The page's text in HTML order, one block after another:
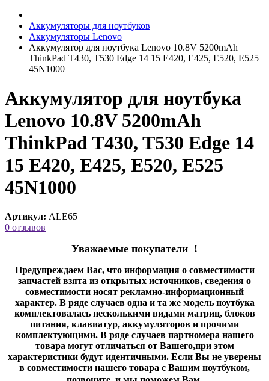
Аккумуляторы для ноутбуков
Аккумуляторы Lenovo
Аккумулятор для ноутбука Lenovo 10.8V 5200mAh
ThinkPad T430, T530 Edge 14 15 E420, E425, E520, E525
45N1000
Аккумулятор для ноутбука
Lenovo 10.8V 5200mAh
ThinkPad T430, T530 Edge 14
15 E420, E425, E520, E525
45N1000
Артикул: ALE65
0 отзывов
Уважаемые покупатели !
Предупреждаем Вас, что информация о совместимости
запчастей взята из открытых источников, сведения о
совместимости носят рекламно-информационный
характер. В ряде случаев одна и та же модель ноутбука
комплектовалась несколькими видами матриц, блоков
питания, клавиатур, аккумуляторов и прочими
комплектующими. В ряде случаев партномера нашего
товара могут отличаться от Вашего,при этом
характеристики будут идентичными. Если Вы не уверены
в совместимости нашего товара с Вашим ноутбуком,